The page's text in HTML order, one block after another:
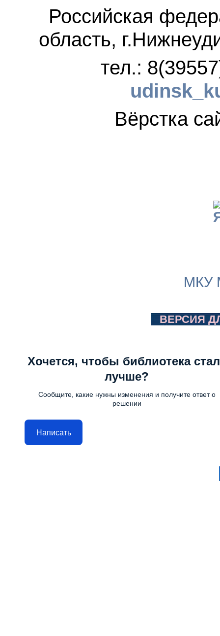
Российская
область,
тел.:
Вёрстка
МКУ
ВЕРСИЯ
Хочется, чтобы библиотека
лучше?
Сообщите, какие нужны изменения и получите ответ о
решении
Написать